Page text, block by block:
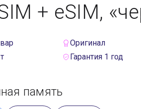
+ eSIM,
Оригинал
Гарантия 1 год
память